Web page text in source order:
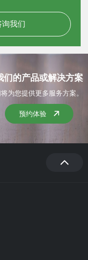
我们
们的产品或解决方案
为您提供更多服务方案。
预约体验